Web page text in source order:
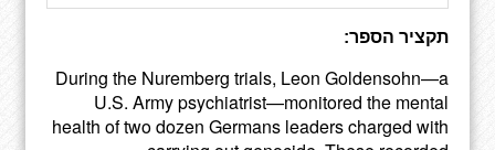
תקציר הספר:
During the Nuremberg trials, Leon Goldensohn—a
U.S. Army psychiatrist—monitored the mental
health of two dozen Germans leaders charged with